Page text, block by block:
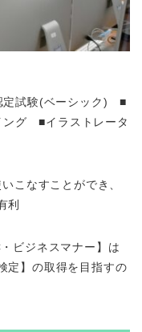
定試験(ベーシック) ■
グ ■イラストレータ
こなすことができ、
利
ビジネスマナー】は
定】の取得を目指すの